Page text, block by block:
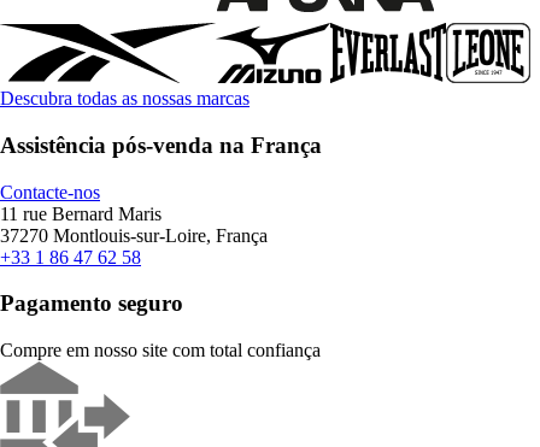
Descubra todas as nossas marcas
Assistência pós-venda na França
Contacte-nos
11 rue Bernard Maris
37270 Montlouis-sur-Loire, França
+33 1 86 47 62 58
Pagamento seguro
Compre em nosso site com total confiança